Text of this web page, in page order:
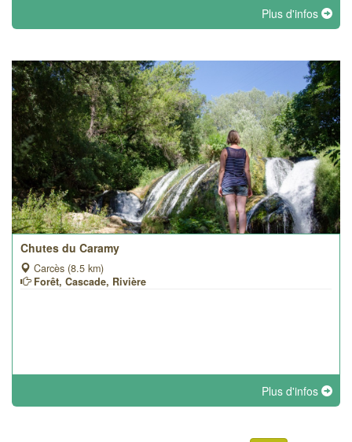
Plus d'infos
Chutes du Caramy
Carcès (8.5 km)
Forêt, Cascade, Rivière
Plus d'infos